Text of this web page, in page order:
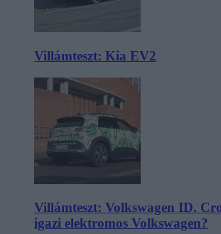
Villámteszt: Kia EV2
Villámteszt: Volkswagen ID.
igazi elektromos Volkswagen?